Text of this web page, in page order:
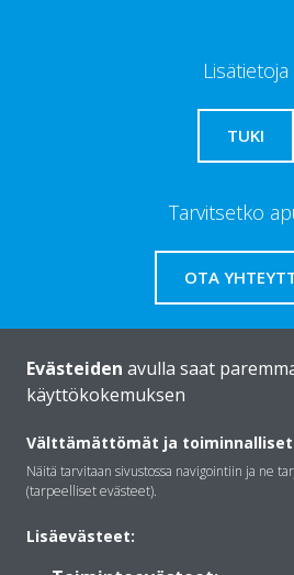
Lisätietoja
TUKI
Tarvitsetko
OTA
Daikinista
Ratkaisut
Evästeiden avulla saat
käyttökokemuksen
Välttämättömät ja
Näitä tarvitaan sivustossa navigointiin ja ne
(tarpeelliset evästeet).
Lisäevästeet: